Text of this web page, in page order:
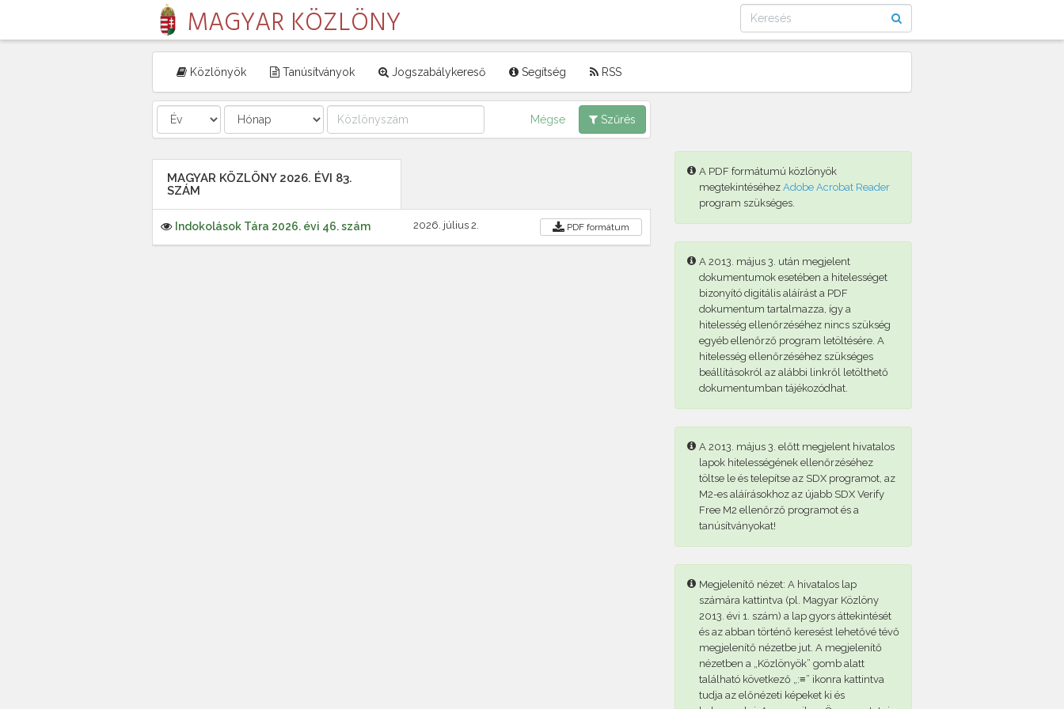
MAGYAR KÖZLÖNY
Közlönyök Tanúsítványok Jogszabálykereső Segítség RSS
Mégse Szűrés
MAGYAR KÖZLÖNY 2026. ÉVI 83.
SZÁM
Indokolások Tára 2026. évi 46. szám 2026. július 2. PDF formátum
A PDF formátumú közlönyök
megtekintéséhez Adobe Acrobat Reader
program szükséges.
A 2013. május 3. után megjelent
dokumentumok esetében a hitelességet
bizonyító digitális aláírást a PDF
dokumentum tartalmazza, így a
hitelesség ellenőrzéséhez nincs szükség
egyéb ellenőrző program letöltésére. A
hitelesség ellenőrzéséhez szükséges
beállításokról az alábbi linkről letölthető
dokumentumban tájékozódhat.
A 2013. május 3. előtt megjelent hivatalos
lapok hitelességének ellenőrzéséhez
töltse le és telepítse az SDX programot, az
M2-es aláírásokhoz az újabb SDX Verify
Free M2 ellenőrző programot és a
tanúsítványokat!
Megjelenítő nézet: A hivatalos lap
számára kattintva (pl. Magyar Közlöny
2013. évi 1. szám) a lap gyors áttekintését
és az abban történő keresést lehetővé tévő
megjelenítő nézetbe jut. A megjelenítő
nézetben a „Közlönyök” gomb alatt
található következő „:≡” ikonra kattintva
tudja az előnézeti képeket ki és